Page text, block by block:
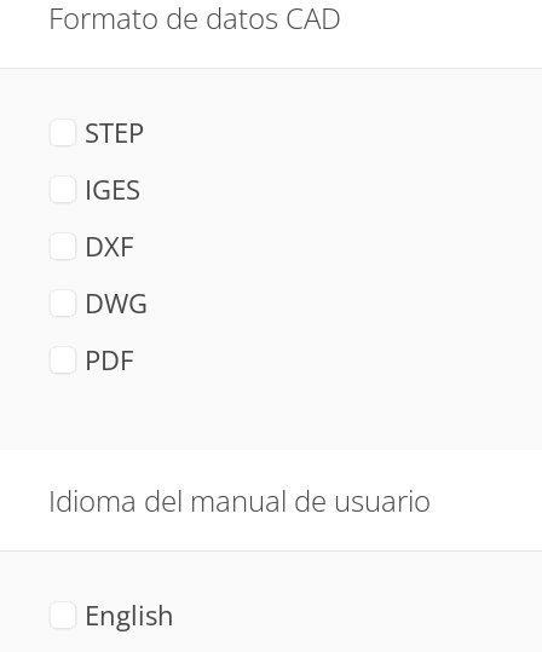
Formato de datos CAD
STEP
IGES
DXF
DWG
PDF
Idioma del manual de usuario
English